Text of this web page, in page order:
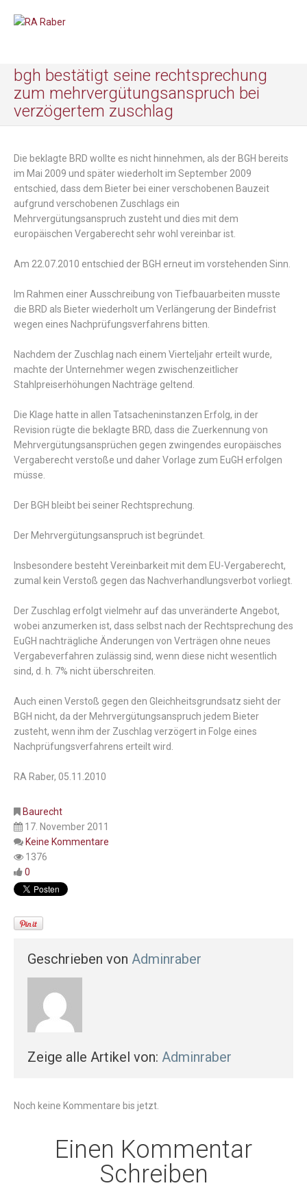
bgh bestätigt seine rechtsprechung
zum mehrvergütungsanspruch bei
verzögertem zuschlag
Die beklagte BRD wollte es nicht hinnehmen, als der BGH bereits
im Mai 2009 und später wiederholt im September 2009
entschied, dass dem Bieter bei einer verschobenen Bauzeit
aufgrund verschobenen Zuschlags ein
Mehrvergütungsanspruch zusteht und dies mit dem
europäischen Vergaberecht sehr wohl vereinbar ist.
Am 22.07.2010 entschied der BGH erneut im vorstehenden Sinn.
Im Rahmen einer Ausschreibung von Tiefbauarbeiten musste
die BRD als Bieter wiederholt um Verlängerung der Bindefrist
wegen eines Nachprüfungsverfahrens bitten.
Nachdem der Zuschlag nach einem Vierteljahr erteilt wurde,
machte der Unternehmer wegen zwischenzeitlicher
Stahlpreiserhöhungen Nachträge geltend.
Die Klage hatte in allen Tatsacheninstanzen Erfolg, in der
Revision rügte die beklagte BRD, dass die Zuerkennung von
Mehrvergütungsansprüchen gegen zwingendes europäisches
Vergaberecht verstoße und daher Vorlage zum EuGH erfolgen
müsse.
Der BGH bleibt bei seiner Rechtsprechung.
Der Mehrvergütungsanspruch ist begründet.
Insbesondere besteht Vereinbarkeit mit dem EU-Vergaberecht,
zumal kein Verstoß gegen das Nachverhandlungsverbot vorliegt.
Der Zuschlag erfolgt vielmehr auf das unveränderte Angebot,
wobei anzumerken ist, dass selbst nach der Rechtsprechung des
EuGH nachträgliche Änderungen von Verträgen ohne neues
Vergabeverfahren zulässig sind, wenn diese nicht wesentlich
sind, d. h. 7% nicht überschreiten.
Auch einen Verstoß gegen den Gleichheitsgrundsatz sieht der
BGH nicht, da der Mehrvergütungsanspruch jedem Bieter
zusteht, wenn ihm der Zuschlag verzögert in Folge eines
Nachprüfungsverfahrens erteilt wird.
RA Raber, 05.11.2010
Baurecht
17. November 2011
Keine Kommentare
1376
0
Geschrieben von Adminraber
Zeige alle Artikel von: Adminraber
Noch keine Kommentare bis jetzt.
Einen Kommentar
Schreiben